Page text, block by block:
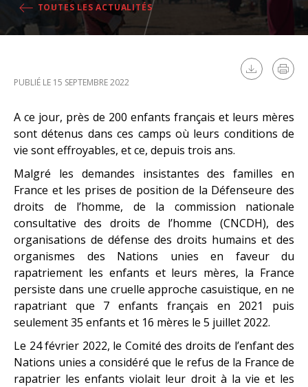
TOUTES LES ACTUALITÉS
PUBLIÉ LE 15 SEPTEMBRE 2022
A ce jour, près de 200 enfants français et leurs mères
sont détenus dans ces camps où leurs conditions de
vie sont effroyables, et ce, depuis trois ans.
Malgré les demandes insistantes des familles en
France et les prises de position de la Défenseure des
droits de l’homme, de la commission nationale
consultative des droits de l’homme (CNCDH), des
organisations de défense des droits humains et des
organismes des Nations unies en faveur du
rapatriement les enfants et leurs mères, la France
persiste dans une cruelle approche casuistique, en ne
rapatriant que 7 enfants français en 2021 puis
seulement 35 enfants et 16 mères le 5 juillet 2022.
Le 24 février 2022, le Comité des droits de l’enfant des
Nations unies a considéré que le refus de la France de
rapatrier les enfants violait leur droit à la vie et les